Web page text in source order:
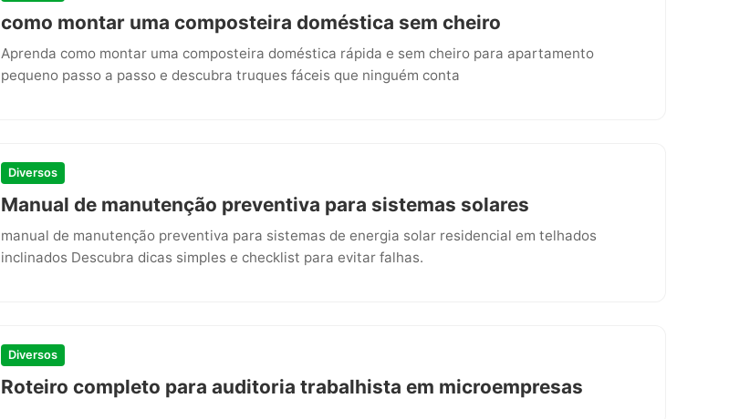
como montar uma composteira doméstica sem cheiro
Aprenda como montar uma composteira doméstica rápida e sem cheiro para apartamento
pequeno passo a passo e descubra truques fáceis que ninguém conta
Diversos
Manual de manutenção preventiva para sistemas solares
manual de manutenção preventiva para sistemas de energia solar residencial em telhados
inclinados Descubra dicas simples e checklist para evitar falhas.
Diversos
Roteiro completo para auditoria trabalhista em microempresas